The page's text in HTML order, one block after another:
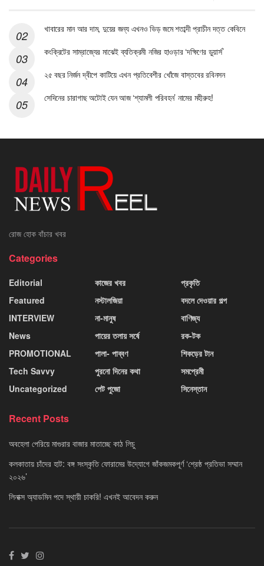
খাবারের মান আর দাম, দুয়ের জন্য এখনও ভিড় জমে শতাব্দী প্রাচীন দত্ত কেবিনে
কংক্রিটের সাম্রাজ্যের মাঝেই ব্যতিক্রমী নজির হাওড়ার ‘দক্ষিণের ডুয়ার্স’
২৫ বছর নির্জন দ্বীপে কাটিয়ে এখন প্রতিবেশীর খোঁজে বাস্তবের রবিনসন
সেদিনের চারাগাছ অটোই যেন আজ ‘শ্যামলী পরিবহন’ নামের মহীরুহ!
রোজ হোক বাঁচার খবর
Categories
Editorial
Featured
INTERVIEW
News
PROMOTIONAL
Tech Savvy
Uncategorized
কাজের খবর
নস্টালজিয়া
না-মানুষ
পায়ের তলায় সর্ষে
পালা- পাব্বণ
পুরনো দিনের কথা
পেট পুজো
প্রকৃতি
বদলে দেওয়ার গল্প
বাণিজ্য
রক-টক
শিকড়ের টান
সমপ্রেমী
সিনেস্তান
Recent Posts
অবহেলা পেরিয়ে মাগুরার বাজার মাতাচ্ছে কাঠ লিচু
কলকাতায় চাঁদের হাট: বঙ্গ সংস্কৃতি ফোরামের উদ্যোগে জাঁকজমকপূর্ণ ‘শ্রেষ্ঠ প্রতিভা সম্মান
২০২৬’
লিনাক্স অ্যাডমিন পদে স্থায়ী চাকরি! এখনই আবেদন করুন